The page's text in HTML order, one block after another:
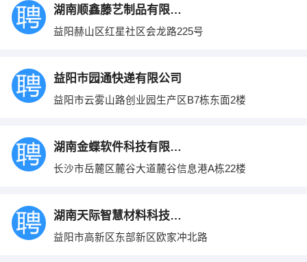
湖南顺鑫藤艺制品有限公司
益阳赫山区红星社区会龙路225号
益阳市园通快递有限公司
益阳市云雾山路创业园生产区B7栋东面2楼
湖南金蝶软件科技有限公司
长沙市岳麓区麓谷大道麓谷信息港A栋22楼
湖南天际智慧材料科技有限公司
益阳市高新区东部新区欧家冲北路